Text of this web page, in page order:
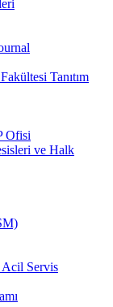
Tanıtım
Ofisi
ve Halk
Servis